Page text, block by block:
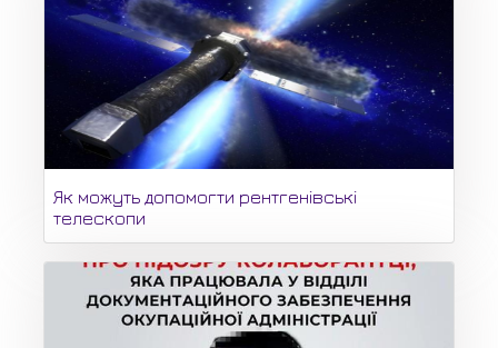
Як можуть допомогти рентгенівські
телескопи